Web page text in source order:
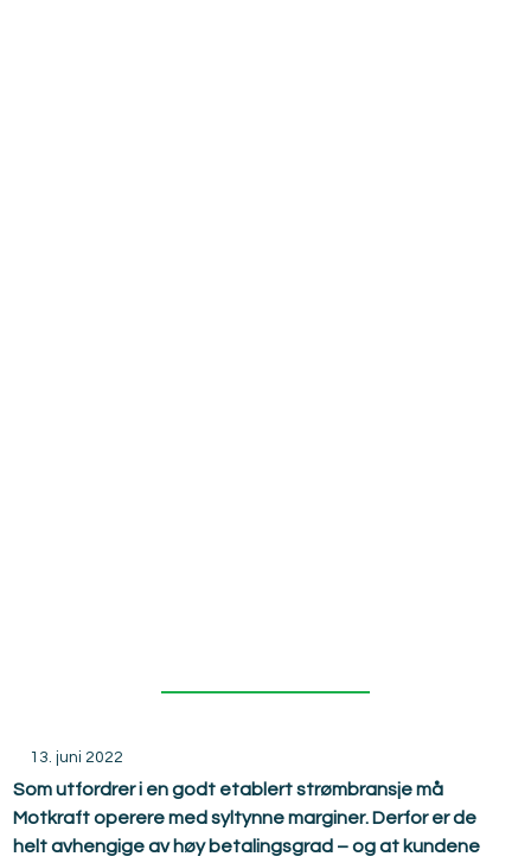
13. juni 2022
Som utfordrer i en godt etablert strømbransje må
Motkraft operere med syltynne marginer. Derfor er de
helt avhengige av høy betalingsgrad – og at kundene